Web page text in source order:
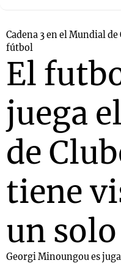
Cadena 3 en el Mundial de
fútbol
El
juega
de
tiene
un
Georgi Minoungou es